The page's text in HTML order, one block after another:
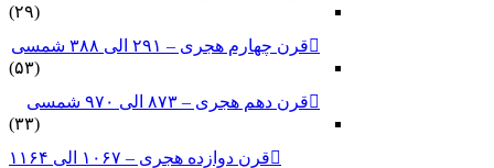
(۲۹)
قرن چهارم هجری – ۲۹۱ الی ۳۸۸ شمسی
(۵۳)
قرن دهم هجری – ۸۷۳ الی ۹۷۰ شمسی
(۳۳)
قرن دوازده هجری – ۱۰۶۷ الی ۱۱۶۴